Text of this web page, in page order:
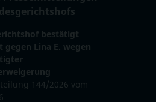
bestätigt
gegen Lina E. wegen
144/2026 vom